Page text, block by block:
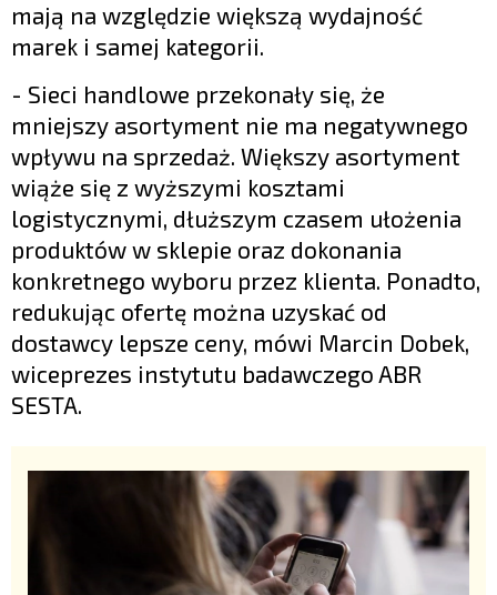
mają na względzie większą wydajność
marek i samej kategorii.
- Sieci handlowe przekonały się, że
mniejszy asortyment nie ma negatywnego
wpływu na sprzedaż. Większy asortyment
wiąże się z wyższymi kosztami
logistycznymi, dłuższym czasem ułożenia
produktów w sklepie oraz dokonania
konkretnego wyboru przez klienta. Ponadto,
redukując ofertę można uzyskać od
dostawcy lepsze ceny, mówi Marcin Dobek,
wiceprezes instytutu badawczego ABR
SESTA.